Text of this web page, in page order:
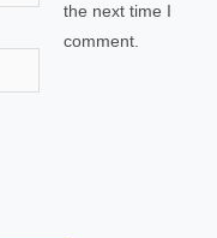
the next time I
comment.